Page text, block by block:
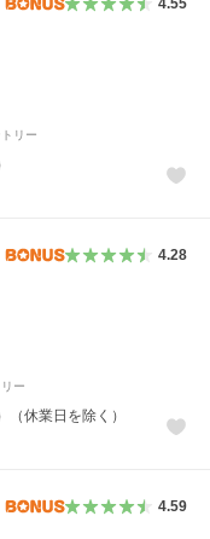
4.55
リー
4.28
ー
休業日を除く）
4.59